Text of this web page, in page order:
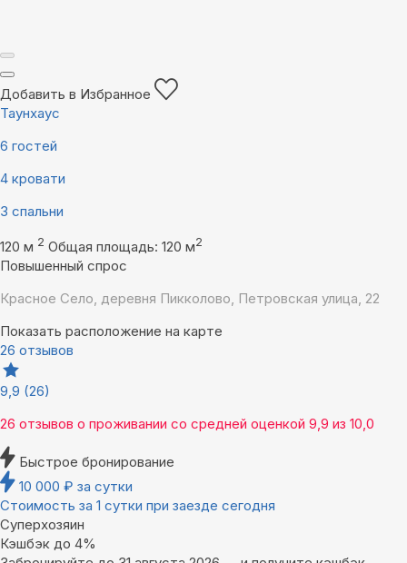
Добавить в Избранное
Таунхаус
6 гостей
4 кровати
3 спальни
120 м 2 Общая площадь: 120 м2
Повышенный спрос
Красное Село, деревня Пикколово, Петровская улица, 22
Показать расположение на карте
26 отзывов
9,9 (26)
26 отзывов о проживании со средней оценкой 9,9 из 10,0
Быстрое бронирование
10 000 ₽ за сутки
Стоимость за 1 сутки при заезде сегодня
Суперхозяин
Кэшбэк до 4%